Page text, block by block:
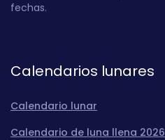
fechas.
Calendarios lunares
Calendario lunar
Calendario de luna llena 2026